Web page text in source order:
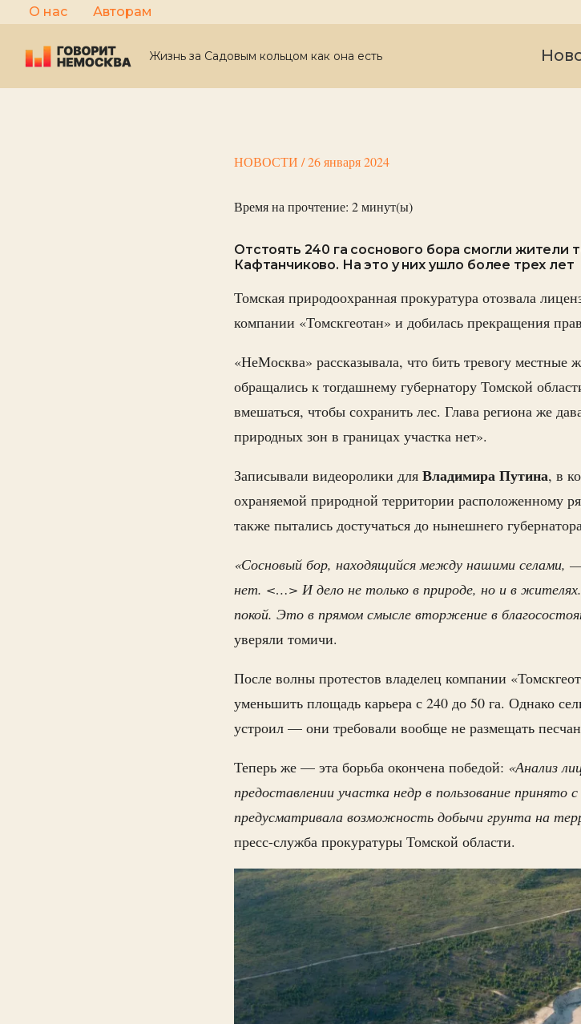
Перейти
к
содержимому
О нас Авторам
Жизнь за Садовым кольцом как она есть
НОВОСТИ /26 января 2024
Время на прочтение: 2минут(ы)
Отстоять 240 га соснового бора смогли жители
Кафтанчиково. На это у них ушло более трех лет
Томская природоохранная прокуратура отозвала
компании «Томскгеотан» и добилась прекращения
«НеМосква» рассказывала, что бить тревогу
обращались к тогдашнему губернатору Томской
вмешаться, чтобы сохранить лес. Глава региона же
природных зон в границах участка нет».
Записывали видеоролики для ВладимираПутина, в
охраняемой природной территории расположенному
также пытались достучаться до нынешнего
«Сосновый бор, находящийся между нашими селами,
нет. <…> И дело не только в природе, но и в
покой. Это в прямом смысле вторжение в
уверяли томичи.
После волны протестов владелец компании
уменьшить площадь карьера с 240 до 50 га. Однако
устроил — они требовали вообще не размещать
Теперь же — эта борьба окончена победой: «Анализ
предоставлении участка недр в пользование принято
предусматривала возможность добычи грунта на
пресс-служба прокуратуры Томской области.